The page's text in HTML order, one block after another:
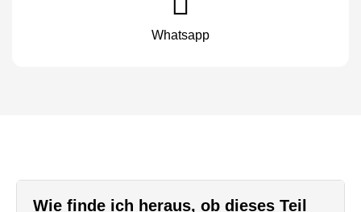
Whatsapp
Wie finde ich heraus, ob dieses Teil